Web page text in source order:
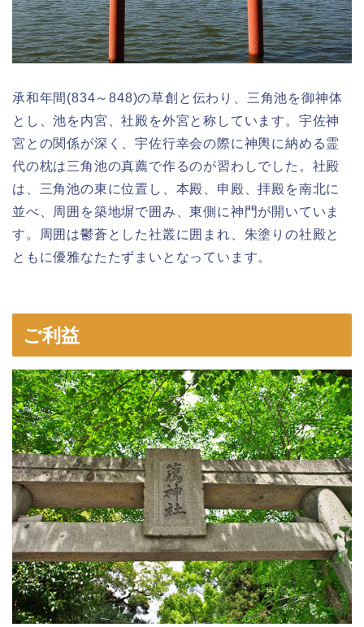
承和年間(834～848)の草創と伝わり、三角池を御神体
とし、池を内宮、社殿を外宮と称しています。宇佐神
宮との関係が深く、宇佐行幸会の際に神輿に納める霊
代の枕は三角池の真薦で作るのが習わしでした。社殿
は、三角池の東に位置し、本殿、申殿、拝殿を南北に
並べ、周囲を築地塀で囲み、東側に神門が開いていま
す。周囲は鬱蒼とした社叢に囲まれ、朱塗りの社殿と
ともに優雅なたたずまいとなっています。
ご利益